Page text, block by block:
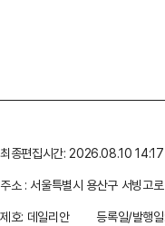
최종편집시간: 2026.08.10 14:17
주소 : 서울특별시 용산구 서빙고
제호: 데일리안
등록일/발행